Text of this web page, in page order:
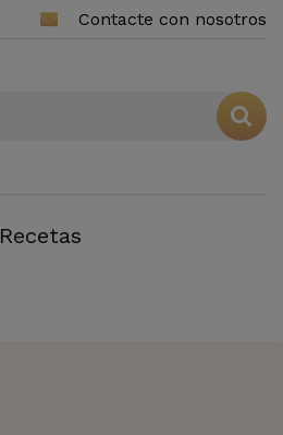
Contacte con nosotros
Recetas